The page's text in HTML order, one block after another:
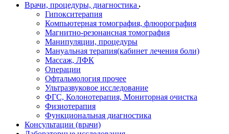
Врачи, процедуры, диагностика
Гипокситерапия
Компьютерная томография, флюорография
Магнитно-резонансная томография
Манипуляции, процедуры
Мануальная терапия(кабинет лечения боли)
Массаж, ЛФК
Операции
Офтальмология прочее
Ультразвуковое исследование
ФГС, Колонотерапия, Мониторная очистка
Физиотерапия
Функциональная диагностика
Консультации (врачи)